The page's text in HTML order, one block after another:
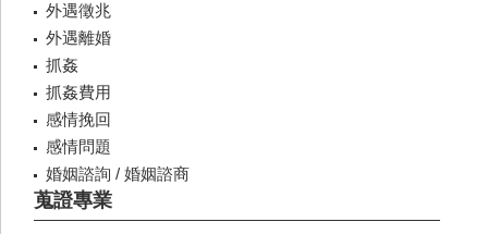
外遇徵兆
外遇離婚
抓姦
抓姦費用
感情挽回
感情問題
婚姻諮詢 / 婚姻諮商
蒐證專業